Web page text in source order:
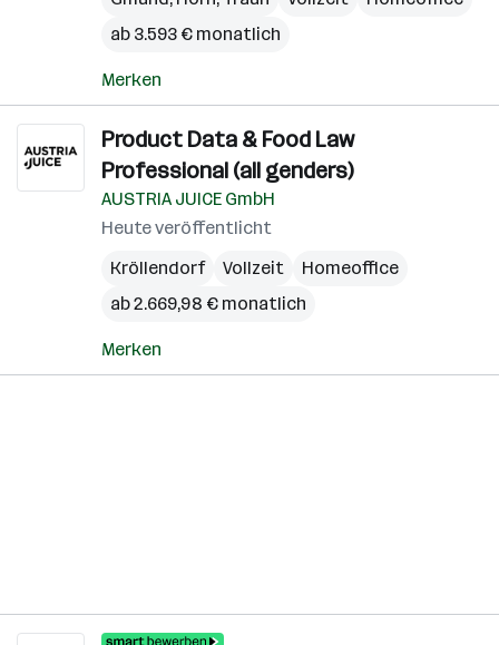
ab 3.593 € monatlich
Merken
Product Data & Food Law
Professional (all genders)
AUSTRIA JUICE GmbH
Heute veröffentlicht
Kröllendorf
Vollzeit
Homeoffice
ab 2.669,98 € monatlich
Merken